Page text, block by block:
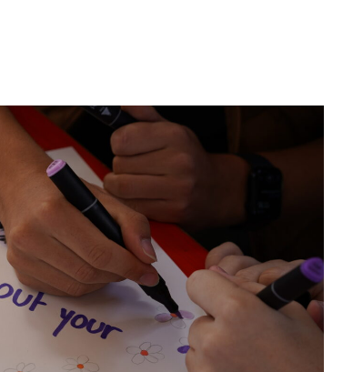
la diapositive actuelle du carrousel de